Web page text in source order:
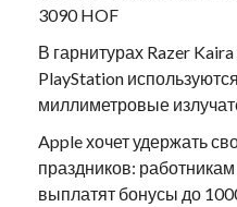
3090 HOF
В гарнитурах Razer
PlayStation
миллиметровые
Apple хочет удержать
праздников:
выплатят бонусы до